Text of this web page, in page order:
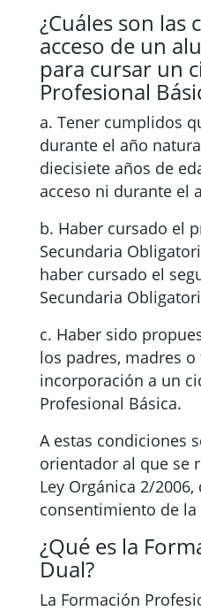
¿Cuáles son las
acceso de un
para cursar un
Profesional
a. Tener cumplidos
durante el año
diecisiete años de
acceso ni durante el
b. Haber cursado el
Secundaria
haber cursado el
Secundaria
c. Haber sido
los padres, madres
incorporación a un
Profesional Básica.
A estas condiciones
orientador al que se
Ley Orgánica 2/
consentimiento de
¿Qué es la
Dual?
La Formación